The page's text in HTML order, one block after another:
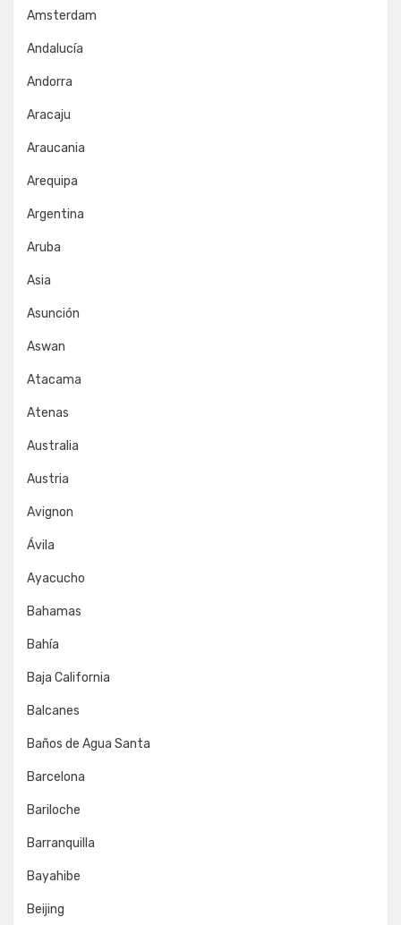
Amsterdam
Andalucía
Andorra
Aracaju
Araucania
Arequipa
Argentina
Aruba
Asia
Asunción
Aswan
Atacama
Atenas
Australia
Austria
Avignon
Ávila
Ayacucho
Bahamas
Bahía
Baja California
Balcanes
Baños de Agua Santa
Barcelona
Bariloche
Barranquilla
Bayahibe
Beijing